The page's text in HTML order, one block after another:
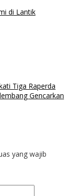
di Lantik
Tiga Raperda
Gencarkan
yang wajib